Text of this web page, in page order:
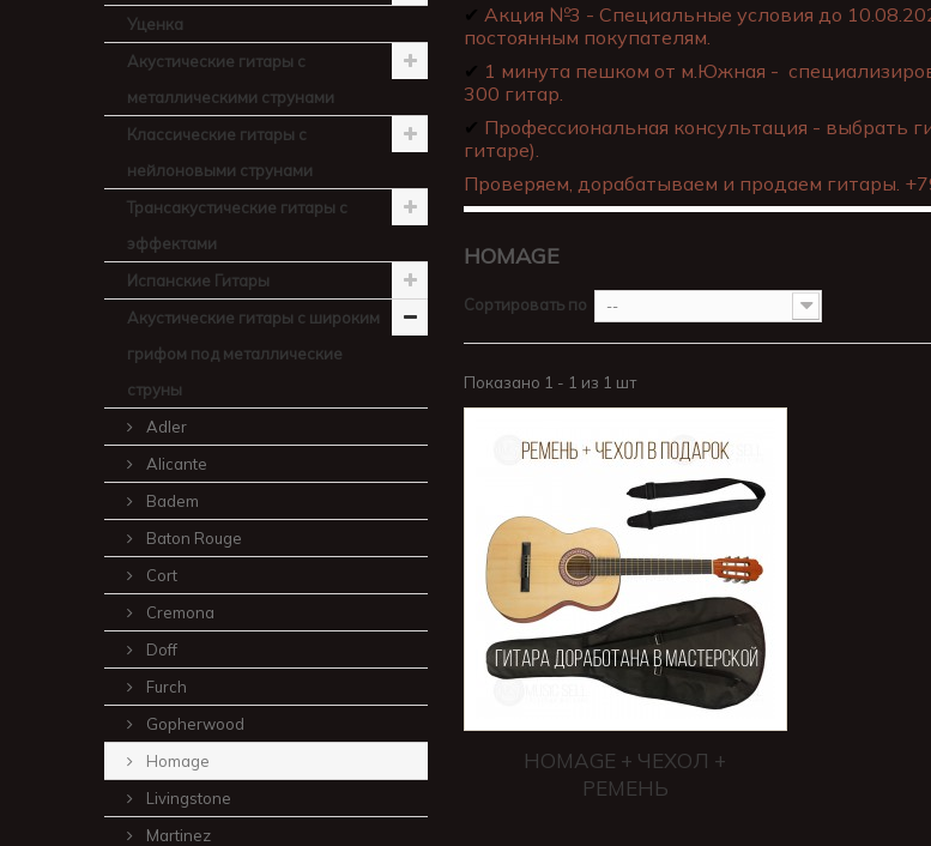
Уценка
Акустические гитары с
металлическими струнами
Классические гитары с
нейлоновыми струнами
Трансакустические гитары с
эффектами
Испанские Гитары
Акустические гитары с широким
грифом под металлические
струны
Adler
Alicante
Badem
Baton Rouge
Cort
Cremona
Doff
Furch
Gopherwood
Homage
Livingstone
Martinez
✔ Акция №3 - Специальные условия до
постоянным покупателям.
✔ 1 минута пешком от м.Южная -
300 гитар.
✔ Профессиональная консультация - выбрать
гитаре).
Проверяем, дорабатываем и продаем гитары.
HOMAGE
Сортировать по --
Показано 1 - 1 из 1 шт
HOMAGE + ЧЕХОЛ +
РЕМЕНЬ